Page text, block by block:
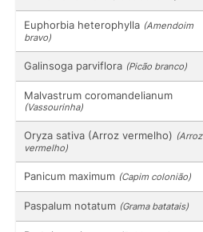
Euphorbia heterophylla (Amendoim
bravo)
Galinsoga parviflora (Picão branco)
Malvastrum coromandelianum
(Vassourinha)
Oryza sativa (Arroz vermelho) (Arroz
vermelho)
Panicum maximum (Capim colonião)
Paspalum notatum (Grama batatais)